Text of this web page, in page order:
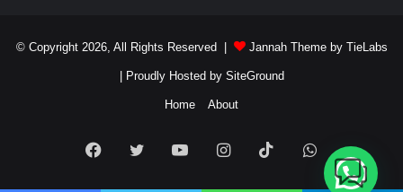
© Copyright 2026, All Rights Reserved | Jannah Theme by TieLabs
| Proudly Hosted by SiteGround
Home About
Facebook
Twitter YouTubeInstagramTikTokWhatsApp